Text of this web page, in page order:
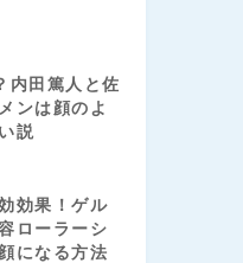
内田篤人と佐
ンは顔のよ
説
効果！ゲル
ローラーシ
になる方法